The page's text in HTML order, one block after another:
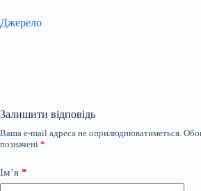
Джерело
Залишити відповідь
Ваша e-mail адреса не оприлюднюватиметься.
позначені *
Ім’я *